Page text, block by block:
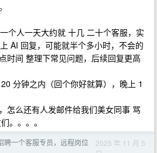
个人一天大约就 十几 二十个客服，实
AI 回复，可能就半个多小时，不会的
时间 整理下常见问题，后续回复更高
分钟之内（回个你好就算），晚上 1
怎么还有人发邮件给我们美女同事 骂
。。。。
聘一个客服专员，远程岗位
2025 年 11 月 5